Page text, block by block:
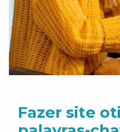
Fazer site